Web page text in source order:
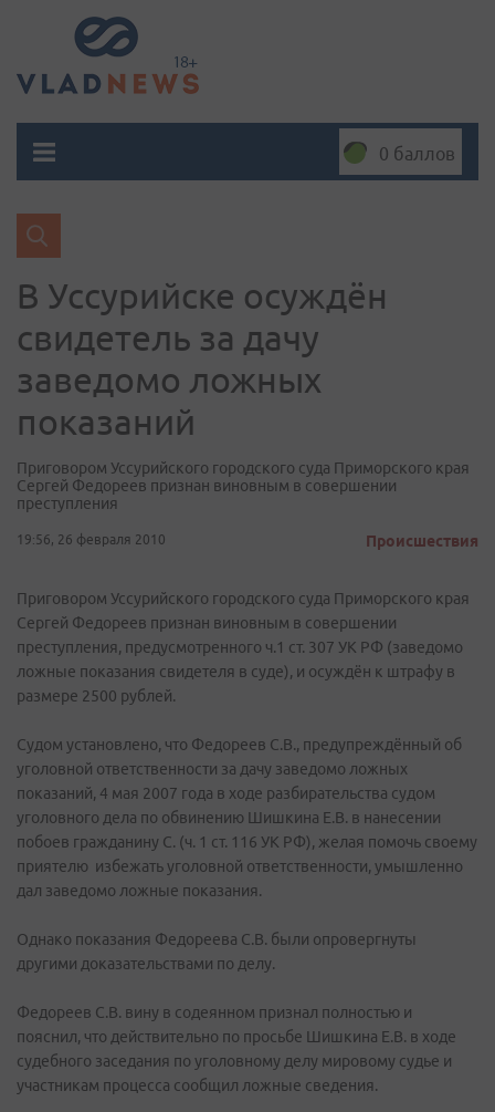
0 баллов
В Уссурийске осуждён
свидетель за дачу
заведомо ложных
показаний
Приговором Уссурийского городского суда Приморского края
Сергей Федореев признан виновным в совершении
преступления
19:56, 26 февраля 2010 Происшествия
Приговором Уссурийского городского суда Приморского края
Сергей Федореев признан виновным в совершении
преступления, предусмотренного ч.1 ст. 307 УК РФ (заведомо
ложные показания свидетеля в суде), и осуждён к штрафу в
размере 2500 рублей.
Судом установлено, что Федореев С.В., предупреждённый об
уголовной ответственности за дачу заведомо ложных
показаний, 4 мая 2007 года в ходе разбирательства судом
уголовного дела по обвинению Шишкина Е.В. в нанесении
побоев гражданину С. (ч. 1 ст. 116 УК РФ), желая помочь своему
приятелю избежать уголовной ответственности, умышленно
дал заведомо ложные показания.
Однако показания Федореева С.В. были опровергнуты
другими доказательствами по делу.
Федореев С.В. вину в содеянном признал полностью и
пояснил, что действительно по просьбе Шишкина Е.В. в ходе
судебного заседания по уголовному делу мировому судье и
участникам процесса сообщил ложные сведения.